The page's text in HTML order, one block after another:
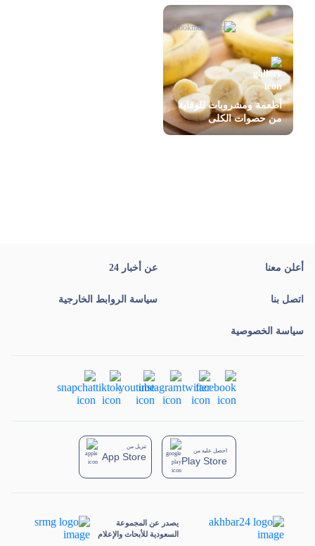
أطعمة ومشروبات للوقاية
من حصوات الكلى
يصدر عن المجموعة
السعودية للأبحاث والإعلام
أعلن معنا عن أخبار 24
اتصل بنا سياسة الروابط الخارجية
سياسة الخصوصية
تنزيل من
App Store
احصل عليه من
Play Store